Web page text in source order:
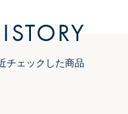
チェックした商品